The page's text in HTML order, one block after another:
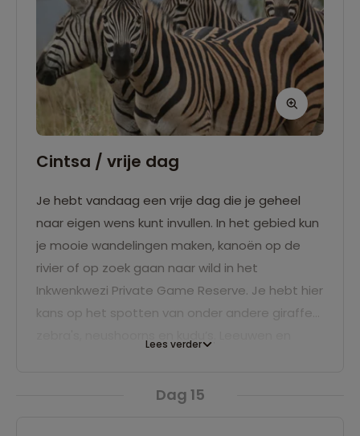
Cintsa / vrije dag
Je hebt vandaag een vrije dag die je geheel
naar eigen wens kunt invullen. In het gebied kun
je mooie wandelingen maken, kanoën op de
rivier of op zoek gaan naar wild in het
Inkwenkwezi Private Game Reserve. Je hebt hier
kans op het spotten van onder andere giraffes,
Lees verder
Dag 15